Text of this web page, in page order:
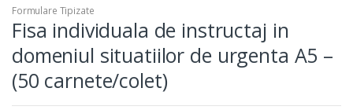
Formulare Tipizate
Fisa individuala de instructaj in
domeniul situatiilor de urgenta A5 –
(50 carnete/colet)